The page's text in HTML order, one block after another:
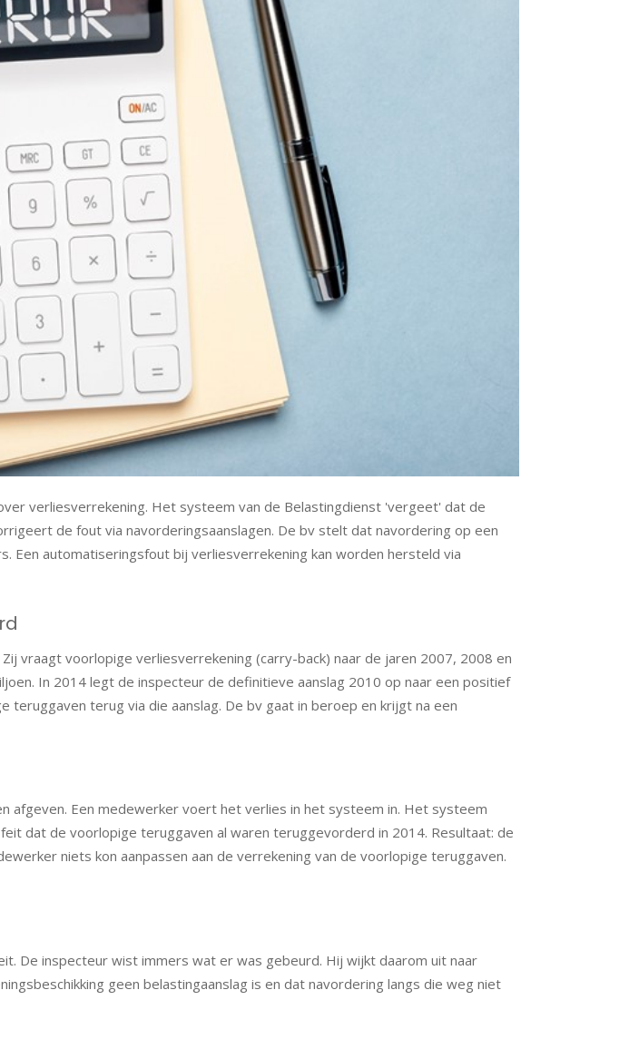
verliesverrekening. Het systeem van de Belastingdienst 'vergeet' dat de
de fout via navorderingsaanslagen. De bv stelt dat navordering op een
Een automatiseringsfout bij verliesverrekening kan worden hersteld via
vraagt voorlopige verliesverrekening (carry-back) naar de jaren 2007, 2008 en
In 2014 legt de inspecteur de definitieve aanslag 2010 op naar een positief
terug via die aanslag. De bv gaat in beroep en krijgt na een
afgeven. Een medewerker voert het verlies in het systeem in. Het systeem
dat de voorlopige teruggaven al waren teruggevorderd in 2014. Resultaat: de
niets kon aanpassen aan de verrekening van de voorlopige teruggaven.
De inspecteur wist immers wat er was gebeurd. Hij wijkt daarom uit naar
geen belastingaanslag is en dat navordering langs die weg niet